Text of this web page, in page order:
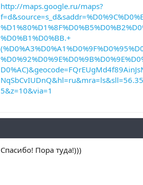
http://maps.google.ru/maps?
%D0%B1%D0%BB.+
5&z=10&via=1
Спасибо! Пора туда!)))